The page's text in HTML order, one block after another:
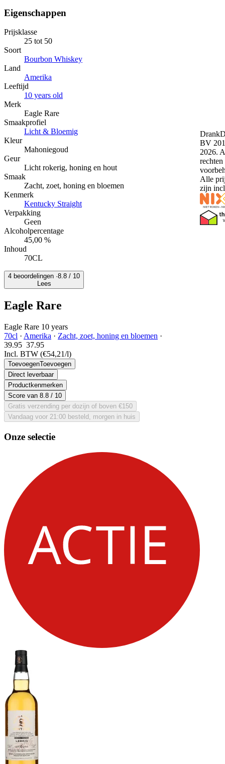
Eigenschappen
Prijsklasse
25 tot 50
Soort
Bourbon Whiskey
Land
Amerika
Leeftijd
10 years old
Merk
Eagle Rare
Smaakprofiel
Licht & Bloemig
Kleur
Mahoniegoud
Geur
Licht rokerig, honing en hout
Smaak
Zacht, zoet, honing en bloemen
Kenmerk
Kentucky Straight
Verpakking
Geen
Alcoholpercentage
45,00 %
Inhoud
70CL
4 beoordelingen ·8.8 / 10
Lees
Eagle Rare
Eagle Rare 10 years
70cl · Amerika · Zacht, zoet, honing en bloemen ·
39.95 37.95
Incl. BTW (€54,21/l)
ToevoegenToevoegen
Direct leverbaar
Productkenmerken
Score van 8.8 / 10
Gratis verzending per dozijn of boven €150
Vandaag voor 21:00 besteld, morgen in huis
Onze selectie
BV
2026.
rechten
Alle
zijn